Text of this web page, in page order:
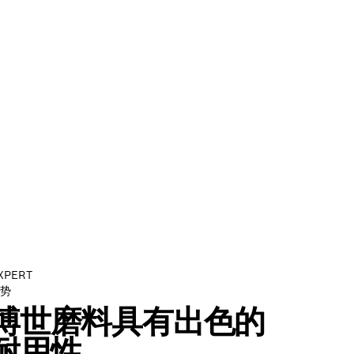
世磨料具有出色的